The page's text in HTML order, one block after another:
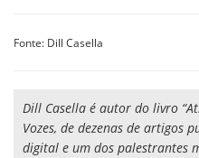
Fonte: Dill Casella
Dill Casella é autor do livro
Vozes, de dezenas de artigos
digital e um dos palestrantes